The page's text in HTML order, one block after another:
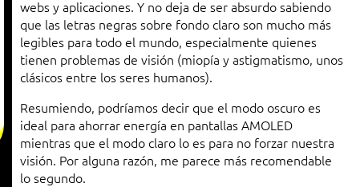
webs y aplicaciones. Y no deja de ser absurdo sabiendo
que las letras negras sobre fondo claro son mucho más
legibles para todo el mundo, especialmente quienes
tienen problemas de visión (miopía y astigmatismo, unos
clásicos entre los seres humanos).
Resumiendo, podríamos decir que el modo oscuro es
ideal para ahorrar energía en pantallas AMOLED
mientras que el modo claro lo es para no forzar nuestra
visión. Por alguna razón, me parece más recomendable
lo segundo.